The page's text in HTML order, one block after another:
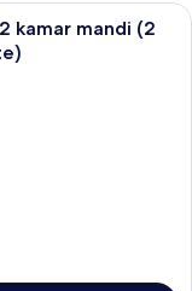
kamar mandi (2